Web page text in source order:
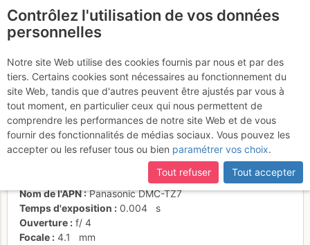
L5 depuis R4
Activités
Date/heure
21 oct. 2012 15:26
Contributeur
Frédéric Bunoz
collaboratif (CC by-sa)
Nom de l'APN
Panasonic DMC-TZ7
Temps d'exposition
0.004
s
Ouverture
f/ 4
Focale
4.1
mm
Contrôlez l'utilisation de vos données
personnelles
Notre site Web utilise des cookies fournis par nous et par des
tiers. Certains cookies sont nécessaires au fonctionnement du
site Web, tandis que d'autres peuvent être ajustés par vous à
tout moment, en particulier ceux qui nous permettent de
comprendre les performances de notre site Web et de vous
fournir des fonctionnalités de médias sociaux. Vous pouvez les
accepter ou les refuser tous ou bien paramétrer vos choix.
Tout refuser
Tout accepter